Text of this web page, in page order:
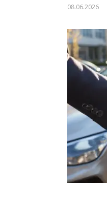
08.06.2026